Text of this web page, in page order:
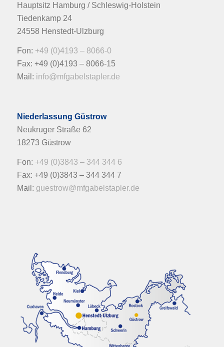
Hauptsitz Hamburg / Schleswig-Holstein
Tiedenkamp 24
24558 Henstedt-Ulzburg
Fon: +49 (0)4193 – 8066-0
Fax: +49 (0)4193 – 8066-15
Mail: info@mfgabelstapler.de
Niederlassung Güstrow
Neukruger Straße 62
18273 Güstrow
Fon: +49 (0)3843 – 344 344 6
Fax: +49 (0)3843 – 344 344 7
Mail: guestrow@mfgabelstapler.de